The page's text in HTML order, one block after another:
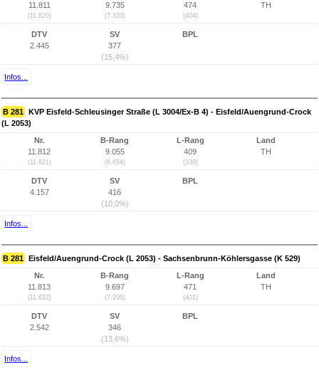
11.811
(11.820)
9.735
(7.333)
474
(404)
TH
DTV
2.445
SV
377
(15,4%)
BPL
Infos...
B 281 KVP Eisfeld-Schleusinger Straße (L 3004/Ex-B 4) - Eisfeld/Auengrund-Crock
(L 2053)
Nr.
11.812
(11.821)
B-Rang
9.055
(6.654)
L-Rang
409
(339)
Land
TH
DTV
4.157
SV
416
(10,0%)
BPL
Infos...
B 281 Eisfeld/Auengrund-Crock (L 2053) - Sachsenbrunn-Köhlersgasse (K 529)
Nr.
11.813
(11.822)
B-Rang
9.697
(7.295)
L-Rang
471
(401)
Land
TH
DTV
2.542
SV
346
(13,6%)
BPL
Infos...